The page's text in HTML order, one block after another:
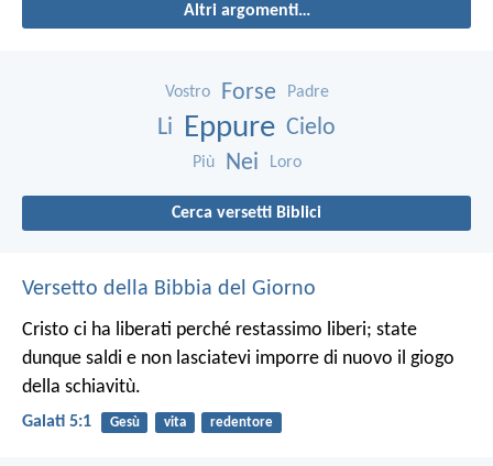
Altri argomenti…
Vostro Forse Padre
Li Eppure Cielo
Più Nei Loro
Cerca versetti Biblici
Versetto della Bibbia del Giorno
Cristo ci ha liberati perché restassimo liberi; state
dunque saldi e non lasciatevi imporre di nuovo il giogo
della schiavitù.
Galati 5:1 Gesù vita redentore